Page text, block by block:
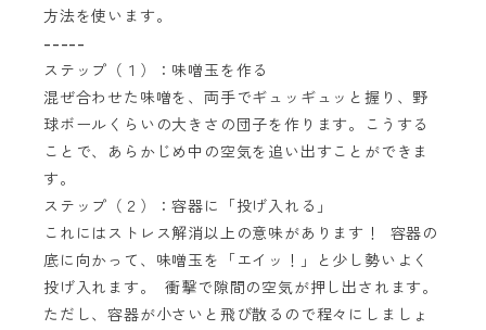
方法を使います。
-----
ステップ（１）：味噌玉を作る
混ぜ合わせた味噌を、両手でギュッギュッと握り、野
球ボールくらいの大きさの団子を作ります。こうする
ことで、あらかじめ中の空気を追い出すことができま
す。
ステップ（２）：容器に「投げ入れる」
これにはストレス解消以上の意味があります！ 容器の
底に向かって、味噌玉を「エイッ！」と少し勢いよく
投げ入れます。 衝撃で隙間の空気が押し出されます。
ただし、容器が小さいと飛び散るので程々にしましょ